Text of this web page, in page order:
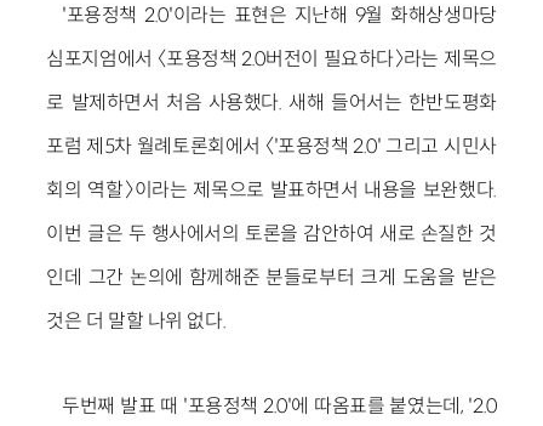
'포용정책 2.0'이라는 표현은 지난해 9월 화해상생마당
심포지엄에서 〈포용정책 2.0버전이 필요하다〉라는 제목으
로 발제하면서 처음 사용했다. 새해 들어서는 한반도평화
포럼 제5차 월례토론회에서 〈'포용정책 2.0' 그리고 시민사
회의 역할〉이라는 제목으로 발표하면서 내용을 보완했다.
이번 글은 두 행사에서의 토론을 감안하여 새로 손질한 것
인데 그간 논의에 함께해준 분들로부터 크게 도움을 받은
것은 더 말할 나위 없다.
두번째 발표 때 '포용정책 2.0'에 따옴표를 붙였는데, '2.0